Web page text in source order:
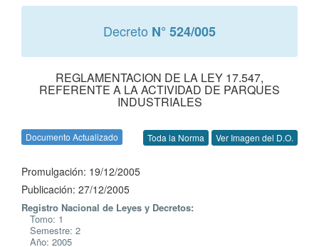
Decreto N° 524/005
REGLAMENTACION DE LA LEY 17.547,
REFERENTE A LA ACTIVIDAD DE PARQUES
INDUSTRIALES
Documento Actualizado Toda la Norma Ver Imagen del D.O.
Promulgación: 19/12/2005
Publicación: 27/12/2005
Registro Nacional de Leyes y Decretos:
Tomo: 1
Semestre: 2
Año: 2005